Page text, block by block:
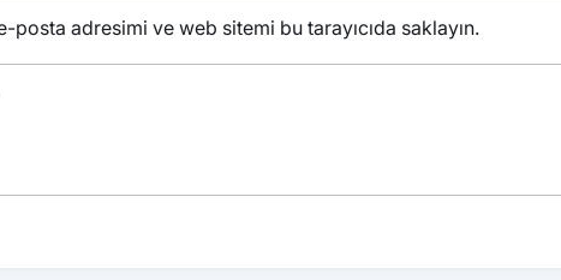
posta adresimi ve web sitemi bu tarayıcıda saklayın.